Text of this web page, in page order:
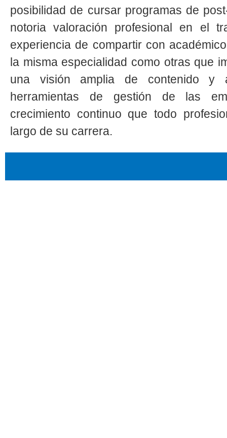
posibilidad de cursar programas de
notoria valoración profesional en el
experiencia de compartir con
la misma especialidad como otras que
una visión amplia de contenido y
herramientas de gestión de las
crecimiento continuo que todo
largo de su carrera.